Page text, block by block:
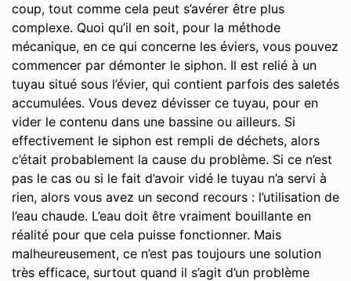
coup, tout comme cela peut s’avérer être plus
complexe. Quoi qu’il en soit, pour la méthode
mécanique, en ce qui concerne les éviers, vous pouvez
commencer par démonter le siphon. Il est relié à un
tuyau situé sous l’évier, qui contient parfois des saletés
accumulées. Vous devez dévisser ce tuyau, pour en
vider le contenu dans une bassine ou ailleurs. Si
effectivement le siphon est rempli de déchets, alors
c’était probablement la cause du problème. Si ce n’est
pas le cas ou si le fait d’avoir vidé le tuyau n’a servi à
rien, alors vous avez un second recours : l’utilisation de
l’eau chaude. L’eau doit être vraiment bouillante en
réalité pour que cela puisse fonctionner. Mais
malheureusement, ce n’est pas toujours une solution
très efficace, surtout quand il s’agit d’un problème